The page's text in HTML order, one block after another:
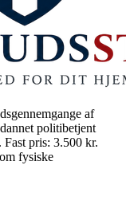
af
politibetjent
Fast pris: 3.500 kr.
fysiske